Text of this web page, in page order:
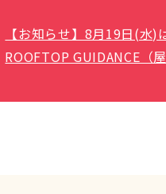
【お知らせ】8月19日(水)
ROOFTOP GUIDANCE